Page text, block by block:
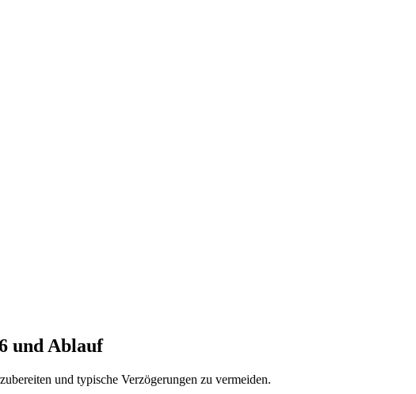
und Ablauf
und typische Verzögerungen zu vermeiden.